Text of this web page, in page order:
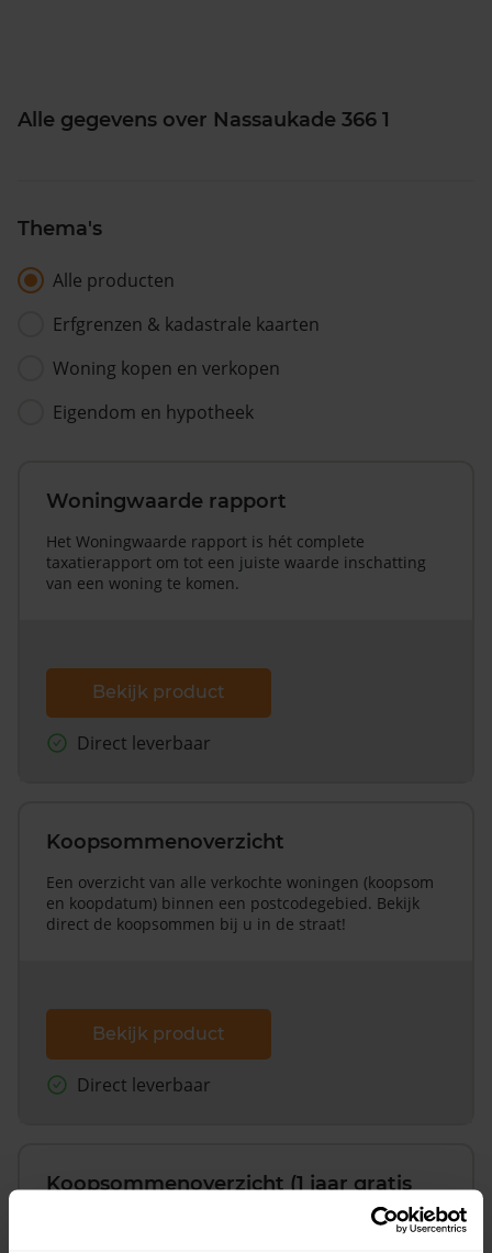
Alle gegevens over Nassaukade 366 1
Thema's
Alle producten
Erfgrenzen & kadastrale kaarten
Woning kopen en verkopen
Eigendom en hypotheek
Woningwaarde rapport
Het Woningwaarde rapport is hét complete
taxatierapport om tot een juiste waarde inschatting
van een woning te komen.
Bekijk product
Direct leverbaar
Koopsommenoverzicht
Een overzicht van alle verkochte woningen (koopsom
en koopdatum) binnen een postcodegebied. Bekijk
direct de koopsommen bij u in de straat!
Bekijk product
Direct leverbaar
Koopsommenoverzicht (1 jaar gratis